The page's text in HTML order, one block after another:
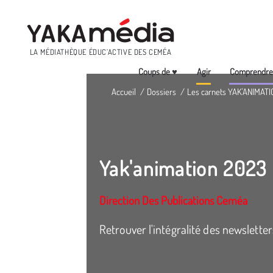
LA MÉDIATHÈQUE ÉDUC’ACTIVE DES CEMÉA
Menu
Coups de ♥ Agir Comprendre
Accueil Dossiers Les carnets
Yak'animation 2023
Direction Des Publications Ceméa
Retrouver l'intégralité des